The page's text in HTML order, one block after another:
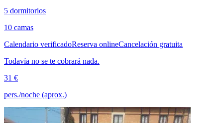
5 dormitorios
10 camas
Calendario verificadoReserva onlineCancelación gratuita
Todavía no se te cobrará nada.
31 €
pers./noche (aprox.)